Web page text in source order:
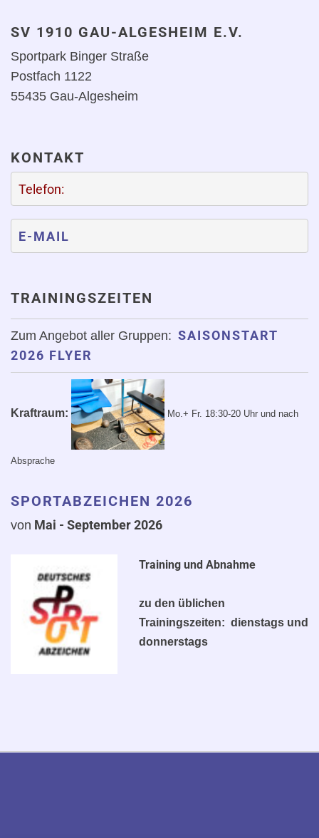
SV 1910 GAU-ALGESHEIM E.V.
Sportpark Binger Straße
Postfach 1122
55435 Gau-Algesheim
KONTAKT
Telefon:
E-MAIL
TRAININGSZEITEN
Zum Angebot aller Gruppen: SAISONSTART
2026 FLYER
Kraftraum: Mo.+ Fr. 18:30-20 Uhr und nach
Absprache
SPORTABZEICHEN 2026
von Mai - September 2026
Training und Abnahme
zu den üblichen
Trainingszeiten: dienstags und
donnerstags